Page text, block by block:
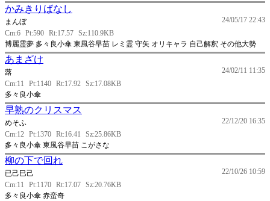
かみきりばなし
24/05/17 22:43
まんぼ
Cm:6 Pt:590 Rt:17.57 Sz:110.9KB
博麗霊夢 多々良小傘 東風谷早苗 レミ霊 守矢 オリキャラ 自己解釈 その他大勢
あまざけ
24/02/11 11:35
蕗
Cm:11
Pt:1140 Rt:17.92 Sz:17.08KB
多々良小傘
早熟のクリスマス
22/12/20 16:35
めそふ
Cm:12 Pt:1370 Rt:16.41
Sz:25.86KB
多々良小傘 東風谷早苗 こがさな
柳の下で回れ
22/10/26 10:59
已己巳己
Cm:11
Pt:1170 Rt:17.07 Sz:20.76KB
多々良小傘 赤蛮奇